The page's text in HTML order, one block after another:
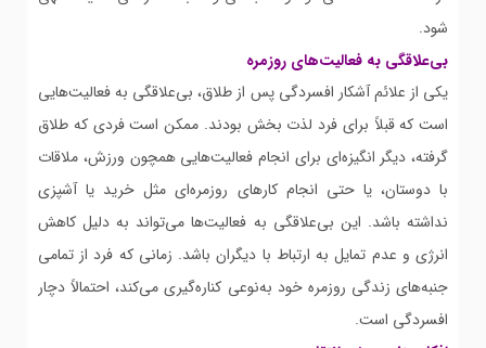
شود.
بی‌علاقگی به فعالیت‌های روزمره
یکی از علائم آشکار افسردگی پس از طلاق، بی‌علاقگی به فعالیت‌هایی
است که قبلاً برای فرد لذت بخش بودند. ممکن است فردی که طلاق
گرفته، دیگر انگیزه‌ای برای انجام فعالیت‌هایی همچون ورزش، ملاقات
با دوستان، یا حتی انجام کارهای روزمره‌ای مثل خرید یا آشپزی
نداشته باشد. این بی‌علاقگی به فعالیت‌ها می‌تواند به دلیل کاهش
انرژی و عدم تمایل به ارتباط با دیگران باشد. زمانی که فرد از تمامی
جنبه‌های زندگی روزمره خود به‌نوعی کناره‌گیری می‌کند، احتمالاً دچار
افسردگی است.